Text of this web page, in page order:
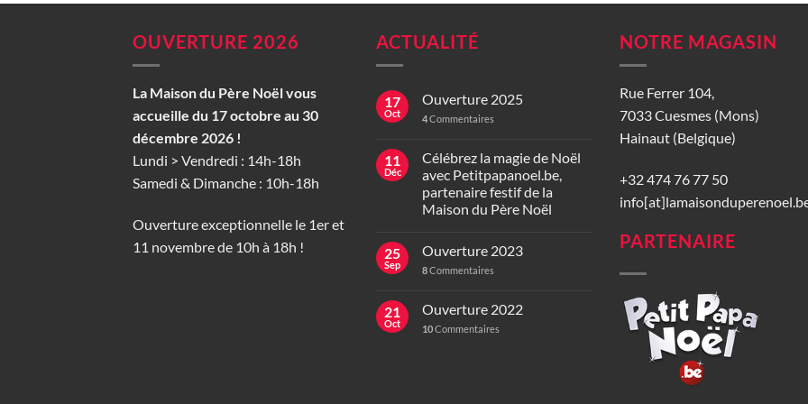
OUVERTURE 2026
La Maison du Père Noël vous
accueille du 17 octobre au 30
décembre 2026 !
Lundi > Vendredi : 14h-18h
Samedi & Dimanche : 10h-18h
Ouverture exceptionnelle le 1er et
11 novembre de 10h à 18h !
ACTUALITÉ
17
Oct
Ouverture 2025
4Commentaires
11
Déc
Célébrez la magie de Noël
avec Petitpapanoel.be,
partenaire festif de la
Maison du Père Noël
25
Sep
Ouverture 2023
8Commentaires
21
Oct
Ouverture 2022
10Commentaires
NOTRE MAGASIN
Rue Ferrer 104,
7033 Cuesmes (Mons)
Hainaut (Belgique)
+32 474 76 77 50
PARTENAIRE